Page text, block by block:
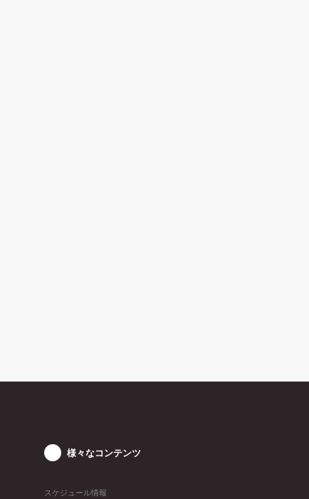
様々なコンテンツ
スケジュール情報